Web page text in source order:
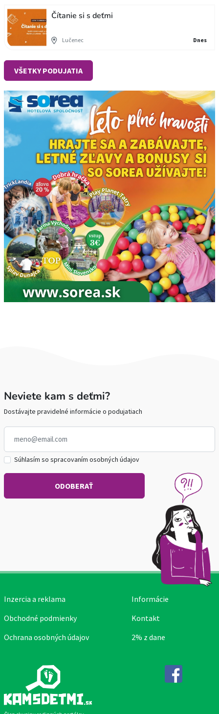
Čítanie si s deťmi
Lučenec Dnes
VŠETKY PODUJATIA
Neviete kam s deťmi?
Dostávajte pravidelné informácie o podujatiach
Súhlasím so spracovaním osobných údajov
Inzercia a reklama
Obchodné podmienky
Ochrana osobných údajov
Informácie
Kontakt
2% z dane